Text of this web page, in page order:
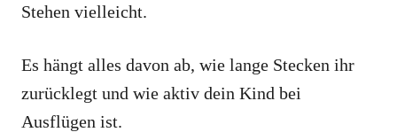
Stehen vielleicht.
Es hängt alles davon ab, wie lange Stecken ihr
zurücklegt und wie aktiv dein Kind bei
Ausflügen ist.